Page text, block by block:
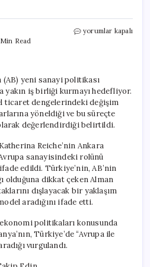
Read
Almanya,
ittifak
peşinde:
Alman
basınından
çarpıcı
için
yorumlar kapalı
yeni sanayi politikası
yakın iş birliği kurmayı hedefliyor.
ticaret dengelerindeki değişim
yöneldiği ve bu süreçte
değerlendirdiği belirtildi.
Reiche’nin Ankara
sanayisindeki rolünü
edildi. Türkiye’nin, AB’nin
olduğuna dikkat çeken Alman
dışlayacak bir yaklaşım
aradığını ifade etti.
politikaları konusunda
Türkiye’de “Avrupa ile
vurgulandı.